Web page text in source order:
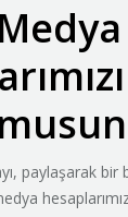
paylaşarak